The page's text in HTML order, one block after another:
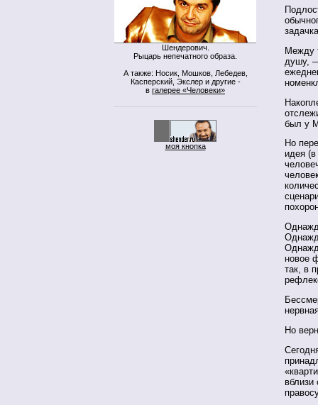
Шендерович.
Рыцарь непечатного образа.
А также: Носик, Мошков, Лебедев,
Касперский, Экслер и другие -
в галерее «Человеки»
моя кнопка
Между
душу,
был у
Но
идея
новое
так, в
Но
вблизи